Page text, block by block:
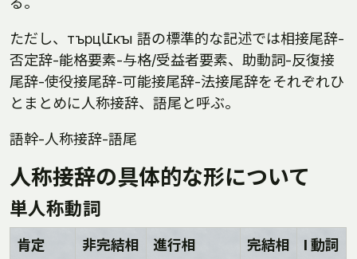
ただし、търцև̄кꙑ 語の標準的な記述では相接尾辞-
否定辞-能格要素-与格/受益者要素、助動詞-反復接
尾辞-使役接尾辞-可能接尾辞-法接尾辞をそれぞれひ
とまとめに人称接辞、語尾と呼ぶ。
語幹-人称接辞-語尾
人称接辞の具体的な形について
単人称動詞
肯定 非完結相 進行相 完結相 l 動詞